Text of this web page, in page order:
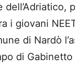
i giovani
di Nardò
di